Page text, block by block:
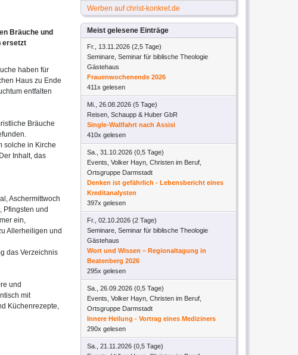
Bräuche und
ersetzt
haben für
Haus zu Ende
entfalten
Bräuche
solche in Kirche
Inhalt, das
Aschermittwoch
Pfingsten und
ein,
Allerheiligen und
das Verzeichnis
und
mit
Küchenrezepte,
Werben auf christ-konkret.de
Meist gelesene Einträge
Fr., 13.11.2026 (2,5 Tage)
Seminare, Seminar für biblische Theologie
Gästehaus
Frauenwochenende 2026
411x gelesen
Mi., 26.08.2026 (5 Tage)
Reisen, Schaupp & Huber GbR
Single-Wallfahrt nach Assisi
410x gelesen
Sa., 31.10.2026 (0,5 Tage)
Events, Volker Hayn, Christen im Beruf,
Ortsgruppe Darmstadt
Denken ist gefährlich - Lebensbericht eines
Kreditanalysten
397x gelesen
Fr., 02.10.2026 (2 Tage)
Seminare, Seminar für biblische Theologie
Gästehaus
Wort und Wissen – Regionaltagung in
Beatenberg 2026
295x gelesen
Sa., 26.09.2026 (0,5 Tage)
Events, Volker Hayn, Christen im Beruf,
Ortsgruppe Darmstadt
Innere Heilung - Vortrag eines Mediziners
290x gelesen
Sa., 21.11.2026 (0,5 Tage)